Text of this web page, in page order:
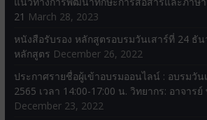
21 March 28, 2023
หนังสือรับรอง หลักสูตรอบรมวันเสาร์ที่ 24 ธัน
หลักสูตร December 26, 2022
ประกาศรายชื่อผู้เข้าอบรมออนไลน์ : อบรมวั
2565 เวลา 14:00-17:00 น. วิทยากร: อาจาร
December 23, 2022